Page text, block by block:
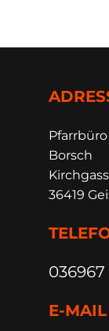
Borsch
36419
036967
E-MAIL